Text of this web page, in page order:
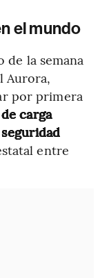
el mundo
la semana
Aurora,
por primera
carga
entre